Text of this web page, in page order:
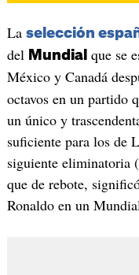
La selección
del Mundial que se
México y Canadá
octavos en un partido
un único y
suficiente para los de
siguiente eliminatoria
que de rebote,
Ronaldo en un